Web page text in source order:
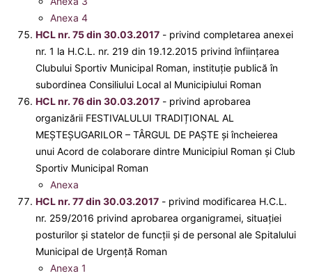
Anexa 4
HCL nr. 75 din 30.03.2017 - privind completarea anexei
nr. 1 la H.C.L. nr. 219 din 19.12.2015 privind înfiinţarea
Clubului Sportiv Municipal Roman, instituţie publică în
subordinea Consiliului Local al Municipiului Roman
HCL nr. 76 din 30.03.2017 - privind aprobarea
organizării FESTIVALULUI TRADIȚIONAL AL
MEȘTEȘUGARILOR – TÂRGUL DE PAŞTE și încheierea
unui Acord de colaborare dintre Municipiul Roman şi Club
Sportiv Municipal Roman
Anexa
HCL nr. 77 din 30.03.2017 - privind modificarea H.C.L.
nr. 259/2016 privind aprobarea organigramei, situaţiei
posturilor şi statelor de funcţii şi de personal ale Spitalului
Municipal de Urgenţă Roman
Anexa 1